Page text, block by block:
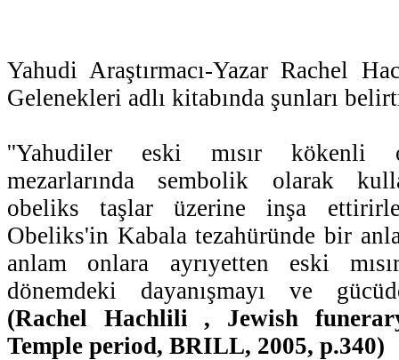
Yahudi Araştırmacı-Yazar Rachel
Gelenekleri adlı kitabında şunları
''Yahudiler eski mısır kökenli
mezarlarında sembolik olarak
obeliks taşlar üzerine inşa
Obeliks'in Kabala tezahüründe bir
anlam onlara ayrıyetten eski
dönemdeki dayanışmayı ve
(Rachel Hachlili , Jewish
Temple period, BRILL, 2005, p.340)